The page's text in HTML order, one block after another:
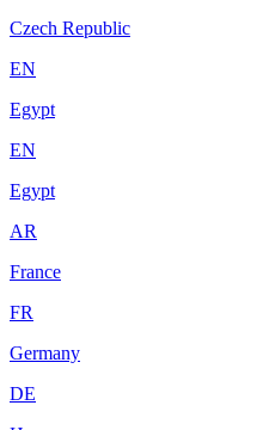
Czech Republic
EN
Egypt
EN
Egypt
AR
France
FR
Germany
DE